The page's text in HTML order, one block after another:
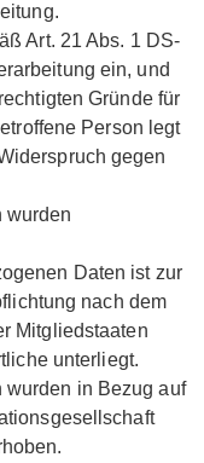
Art. 21 Abs. 1 DS-
ein, und
Gründe für
Person legt
gegen
wurden
Daten ist zur
nach dem
Mitgliedstaaten
unterliegt.
wurden in Bezug auf